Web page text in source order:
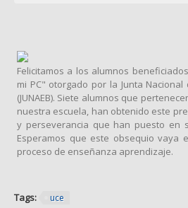
Felicitamos a los alumnos
mi PC" otorgado por la Junta Nacional
(JUNAEB). Siete alumnos que
nuestra escuela, han obtenido este
y perseverancia que han puesto en
Esperamos que este obsequio vaya
proceso de enseñanza aprendizaje.
Tags: uce